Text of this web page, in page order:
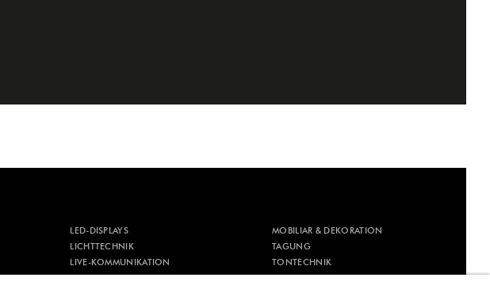
LED-DISPLAYS
LICHTTECHNIK
LIVE-KOMMUNIKATION
MOBILIAR & DEKORATION
TAGUNG
TONTECHNIK